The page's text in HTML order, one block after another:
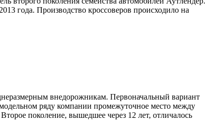
года. Производство кроссоверов происходило на
внедорожникам. Первоначальный вариант
ряду компании промежуточное место между
поколение, вышедшее через 12 лет, отличалось